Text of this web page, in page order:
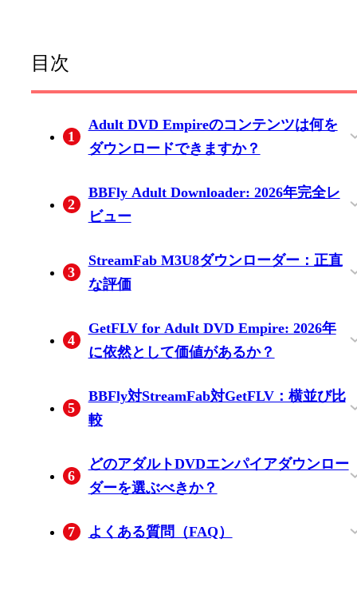
目次
1
Adult DVD Empireのコンテンツは何を
ダウンロードできますか？
2
BBFly Adult Downloader: 2026年完全レ
ビュー
エンパイアをダウンロードする方法
画
トバリューの解説
3
StreamFab M3U8ダウンローダー：正直
な評価
4
GetFLV for Adult DVD Empire: 2026年
に依然として価値があるか？
5
BBFly対StreamFab対GetFLV：横並び比
較
る追加料金なし
のサイト vs 単一目的のツール
6
どのアダルトDVDエンパイアダウンロー
ダーを選ぶべきか？
7 よくある質問（FAQ）